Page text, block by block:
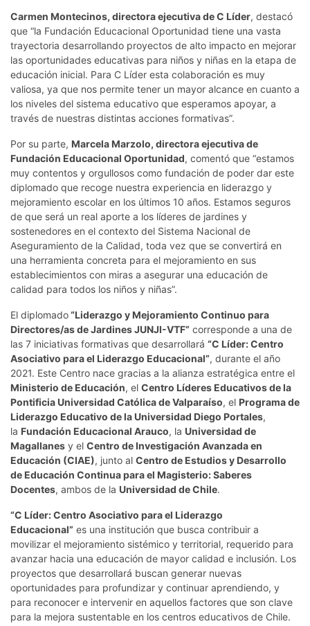
Carmen Montecinos, directora ejecutiva de C Líder, destacó
que “la Fundación Educacional Oportunidad tiene una vasta
trayectoria desarrollando proyectos de alto impacto en mejorar
las oportunidades educativas para niños y niñas en la etapa de
educación inicial. Para C Líder esta colaboración es muy
valiosa, ya que nos permite tener un mayor alcance en cuanto a
los niveles del sistema educativo que esperamos apoyar, a
través de nuestras distintas acciones formativas”.
Por su parte, Marcela Marzolo, directora ejecutiva de
Fundación Educacional Oportunidad, comentó que “estamos
muy contentos y orgullosos como fundación de poder dar este
diplomado que recoge nuestra experiencia en liderazgo y
mejoramiento escolar en los últimos 10 años. Estamos seguros
de que será un real aporte a los líderes de jardines y
sostenedores en el contexto del Sistema Nacional de
Aseguramiento de la Calidad, toda vez que se convertirá en
una herramienta concreta para el mejoramiento en sus
establecimientos con miras a asegurar una educación de
calidad para todos los niños y niñas”.
El diplomado“Liderazgo y Mejoramiento Continuo para
Directores/as de Jardines JUNJI-VTF” corresponde a una de
las 7 iniciativas formativas que desarrollará “C Líder: Centro
Asociativo para el Liderazgo Educacional”, durante el año
2021. Este Centro nace gracias a la alianza estratégica entre el
Ministerio de Educación, el Centro Líderes Educativos de la
Pontificia Universidad Católica de Valparaíso, el Programa de
Liderazgo Educativo de la Universidad Diego Portales,
la Fundación Educacional Arauco, la Universidad de
Magallanes y el Centro de Investigación Avanzada en
Educación (CIAE), junto al Centro de Estudios y Desarrollo
de Educación Continua para el Magisterio: Saberes
Docentes, ambos de la Universidad de Chile.
“C Líder: Centro Asociativo para el Liderazgo
Educacional” es una institución que busca contribuir a
movilizar el mejoramiento sistémico y territorial, requerido para
avanzar hacia una educación de mayor calidad e inclusión. Los
proyectos que desarrollará buscan generar nuevas
oportunidades para profundizar y continuar aprendiendo, y
para reconocer e intervenir en aquellos factores que son clave
para la mejora sustentable en los centros educativos de Chile.